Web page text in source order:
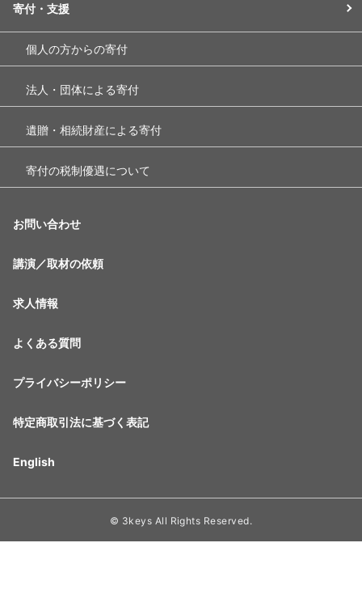
寄付・支援
個人の方からの寄付
法人・団体による寄付
遺贈・相続財産による寄付
寄付の税制優遇について
お問い合わせ
講演／取材の依頼
求人情報
よくある質問
プライバシーポリシー
特定商取引法に基づく表記
English
© 3keys All Rights Reserved.